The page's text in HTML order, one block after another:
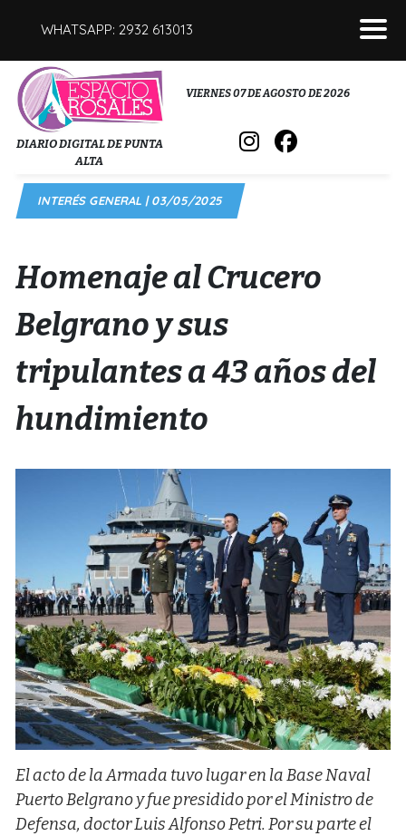
WHATSAPP: 2932 613013
POLICIALES
INTERÉS GENERAL
DEPORTES
DIARIO DIGITAL DE PUNTA
ALTA
VIERNES 07 DE AGOSTO DE 2026
INTERÉS GENERAL | 03/05/2025
Homenaje al Crucero
Belgrano y sus
tripulantes a 43 años del
hundimiento
El acto de la Armada tuvo lugar en la Base Naval
Puerto Belgrano y fue presidido por el Ministro de
Defensa, doctor Luis Alfonso Petri. Por su parte el